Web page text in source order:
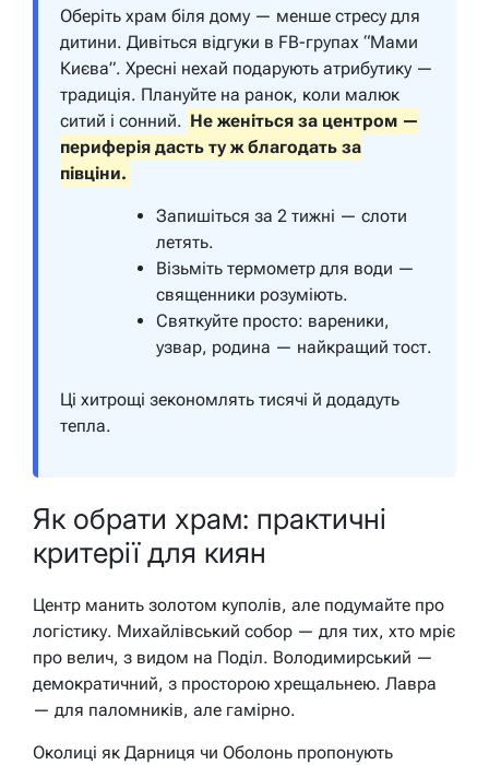
Оберіть храм біля дому — менше стресу для
дитини. Дивіться відгуки в FB-групах “Мами
Києва”. Хресні нехай подарують атрибутику —
традиція. Плануйте на ранок, коли малюк
ситий і сонний. Не женіться за центром —
периферія дасть ту ж благодать за
півціни.
Запишіться за 2 тижні — слоти
летять.
Візьміть термометр для води —
священники розуміють.
Святкуйте просто: вареники,
узвар, родина — найкращий тост.
Ці хитрощі зекономлять тисячі й додадуть
тепла.
Як обрати храм: практичні
критерії для киян
Центр манить золотом куполів, але подумайте про
логістику. Михайлівський собор — для тих, хто мріє
про велич, з видом на Поділ. Володимирський —
демократичний, з просторою хрещальнею. Лавра
— для паломників, але гамірно.
Околиці як Дарниця чи Оболонь пропонують